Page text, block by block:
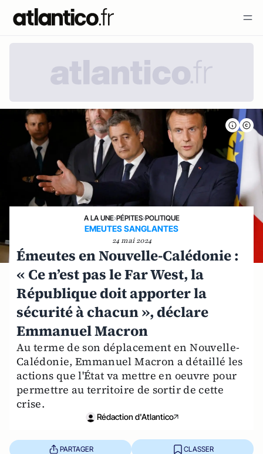
A LA UNE›PÉPITES›POLITIQUE
EMEUTES SANGLANTES
24 mai 2024
Émeutes en Nouvelle-Calédonie :
« Ce n’est pas le Far West, la
République doit apporter la
sécurité à chacun », déclare
Emmanuel Macron
Au terme de son déplacement en Nouvelle-
Calédonie, Emmanuel Macron a détaillé les
actions que l'État va mettre en oeuvre pour
permettre au territoire de sortir de cette
crise.
Rédaction d'Atlantico
PARTAGER CLASSER